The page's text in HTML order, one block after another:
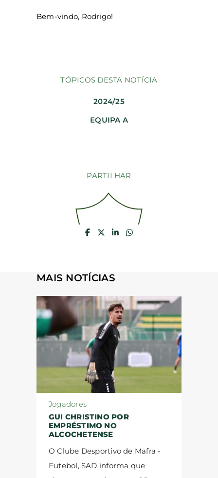
Bem-vindo, Rodrigo!
TÓPICOS DESTA NOTÍCIA
2024/25
EQUIPA A
PARTILHAR
MAIS NOTÍCIAS
Jogadores
GUI CHRISTINO POR
EMPRÉSTIMO NO
ALCOCHETENSE
O Clube Desportivo de Mafra -
Futebol, SAD informa que